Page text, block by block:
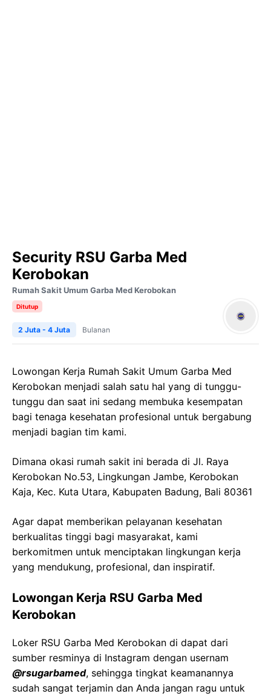
Security RSU Garba Med
Kerobokan
Rumah Sakit Umum Garba Med Kerobokan
Ditutup
2 Juta - 4 Juta Bulanan
Lowongan Kerja Rumah Sakit Umum Garba Med
Kerobokan menjadi salah satu hal yang di tunggu-
tunggu dan saat ini sedang membuka kesempatan
bagi tenaga kesehatan profesional untuk bergabung
menjadi bagian tim kami.
Dimana okasi rumah sakit ini berada di Jl. Raya
Kerobokan No.53, Lingkungan Jambe, Kerobokan
Kaja, Kec. Kuta Utara, Kabupaten Badung, Bali 80361
Agar dapat memberikan pelayanan kesehatan
berkualitas tinggi bagi masyarakat, kami
berkomitmen untuk menciptakan lingkungan kerja
yang mendukung, profesional, dan inspiratif.
Lowongan Kerja RSU Garba Med
Kerobokan
Loker RSU Garba Med Kerobokan di dapat dari
sumber resminya di Instagram dengan usernam
@rsugarbamed, sehingga tingkat keamanannya
sudah sangat terjamin dan Anda jangan ragu untuk